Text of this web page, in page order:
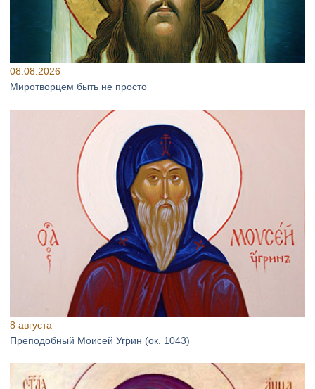
08.08.2026
Миротворцем быть не просто
8 августа
Преподобный Моисей Угрин (ок. 1043)